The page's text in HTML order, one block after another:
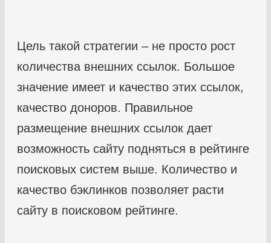
Цель такой стратегии – не просто рост
количества внешних ссылок. Большое
значение имеет и качество этих ссылок,
качество доноров. Правильное
размещение внешних ссылок дает
возможность сайту подняться в рейтинге
поисковых систем выше. Количество и
качество бэклинков позволяет расти
сайту в поисковом рейтинге.